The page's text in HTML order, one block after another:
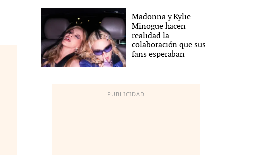
Madonna y Kylie
Minogue hacen
realidad la
colaboración que sus
fans esperaban
PUBLICIDAD